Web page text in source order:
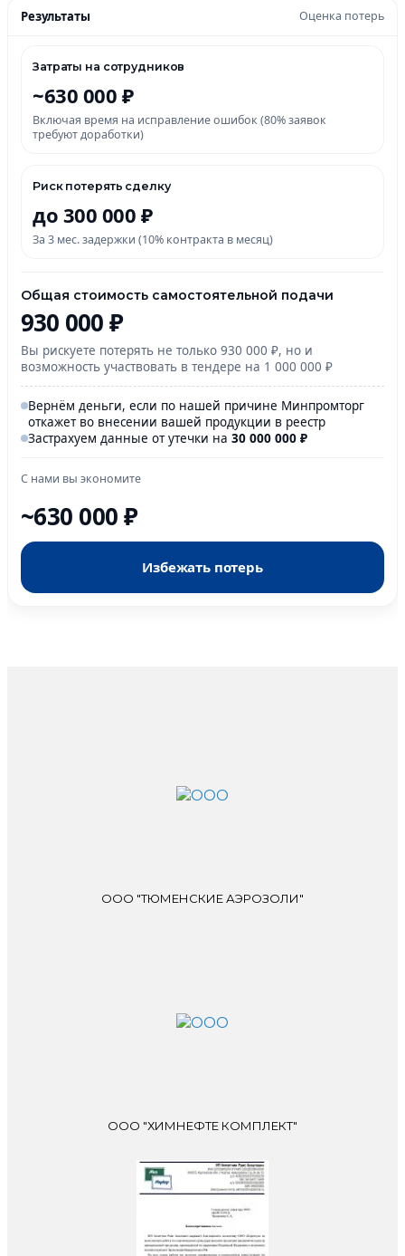
Результаты Оценка потерь
Затраты на сотрудников
~630 000 ₽
Включая время на исправление ошибок (80% заявок
требуют доработки)
Риск потерять сделку
до 300 000 ₽
За 3 мес. задержки (10% контракта в месяц)
Общая стоимость самостоятельной подачи
930 000 ₽
Вы рискуете потерять не только 930 000 ₽, но и
возможность участвовать в тендере на 1 000 000 ₽
Вернём деньги, если по нашей причине Минпромторг
откажет во внесении вашей продукции в реестр
Застрахуем данные от утечки на 30 000 000 ₽
С нами вы экономите
~630 000 ₽
Избежать потерь
ООО "ТЮМЕНСКИЕ АЭРОЗОЛИ"
ООО "ХИМНЕФТЕ КОМПЛЕКТ"